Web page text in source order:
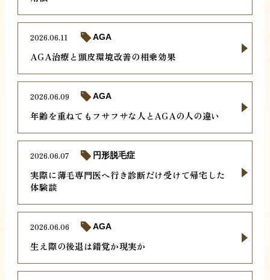
AGA治療と頭皮環境改善の相乗効果
2026.06.11 AGA
年齢を重ねてもフサフサな人とAGAの人の違い
2026.06.09 AGA
実際に薄毛専門医へ行き診断だけ受けて帰宅した
体験談
2026.06.07 円形脱毛症
生え際の後退は錯覚か現実か
2026.06.06 AGA